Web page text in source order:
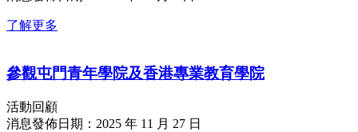
了解更多
參觀屯門青年學院及香港專業教育學院
活動回顧
消息發佈日期：2025 年 11 月 27 日